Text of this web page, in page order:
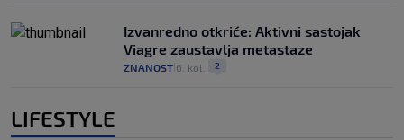
Izvanredno otkriće: Aktivni sastojak
Viagre zaustavlja metastaze
ZNANOST 6. kol. 2
LIFESTYLE